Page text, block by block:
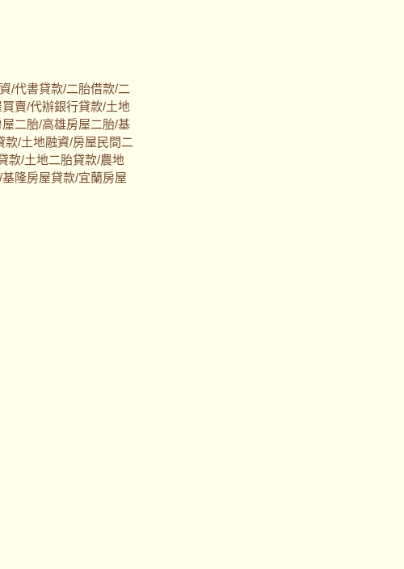
/代書貸款/二胎借款/二
賣/代辦銀行貸款/土地
二胎/高雄房屋二胎/基
/土地融資/房屋民間二
款/土地二胎貸款/農地
隆房屋貸款/宜蘭房屋